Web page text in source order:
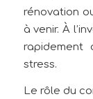
rénovation
à venir. À
rapidement
stress.
Le rôle du